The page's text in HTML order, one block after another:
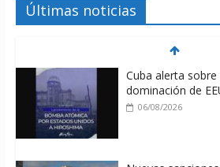
Últimas noticias
Cuba alerta
dominación de
06/08/2026